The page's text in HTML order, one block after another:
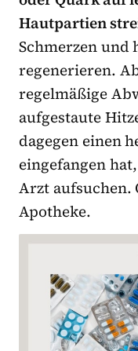
Hautpartien
Schmerzen und
regenerieren.
regelmäßige
aufgestaute
dagegen einen
eingefangen
Arzt aufsuchen.
Apotheke.